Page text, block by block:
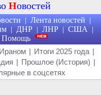
Новостей
| Лента новостей |
| ДНР | ЛНР | США |
Помощь
| Итоги 2025 года |
| Прошлое (История) |
в соцсетях